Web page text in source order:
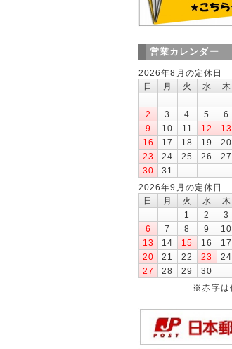
営業カレンダー
2026年8月の定休日
日
月 火 水 木
2
3 4 5 6
9
10 11 12 13
16
17 18 19 20
23
24 25 26 27
30
31
2026年9月の定休日
日
月 火 水 木
1
2 3
6
7 8 9 10
13
14 15 16 17
20
21 22 23 24
27
28 29
30
※赤字は